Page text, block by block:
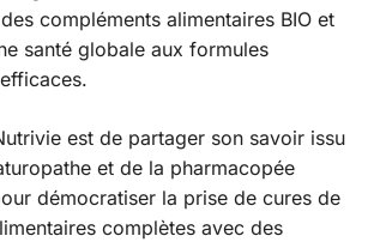
compléments alimentaires BIO et
santé globale aux formules
est de partager son savoir issu
et de la pharmacopée
démocratiser la prise de cures de
complètes avec des